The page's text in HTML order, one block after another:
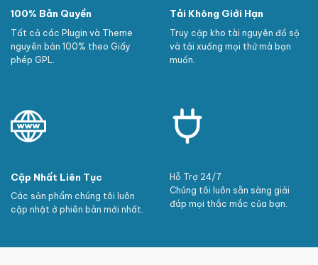
100% Bản Quyền
Tất cả các Plugin và Theme
nguyên bản 100% theo Giấy
phép GPL.
Tải Không Giới Hạn
Truy cập kho tài nguyên đồ sộ
và tải xuống mọi thứ mà bạn
muốn.
Cập Nhất Liên Tục
Các sản phẩm chúng tôi luôn
cập nhật ở phiên bản mới nhất.
Hỗ Trợ 24/7
Chúng tôi luôn sẵn sàng giải
đáp mọi thắc mắc của bạn.